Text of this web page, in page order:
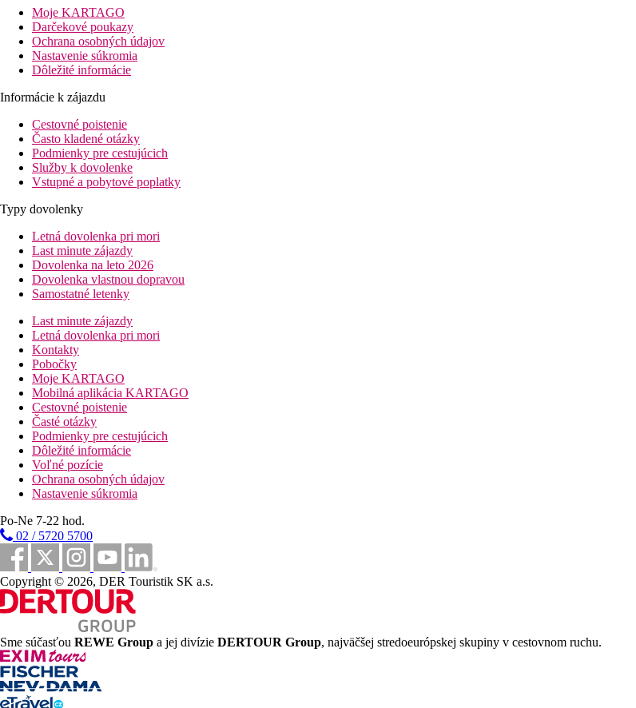
Moje KARTAGO
Darčekové poukazy
Ochrana osobných údajov
Nastavenie súkromia
Dôležité informácie
Informácie k zájazdu
Cestovné poistenie
Často kladené otázky
Podmienky pre cestujúcich
Služby k dovolenke
Vstupné a pobytové poplatky
Typy dovolenky
Letná dovolenka pri mori
Last minute zájazdy
Dovolenka na leto 2026
Dovolenka vlastnou dopravou
Samostatné letenky
Last minute zájazdy
Letná dovolenka pri mori
Kontakty
Pobočky
Moje KARTAGO
Mobilná aplikácia KARTAGO
Cestovné poistenie
Časté otázky
Podmienky pre cestujúcich
Dôležité informácie
Voľné pozície
Ochrana osobných údajov
Nastavenie súkromia
Po-Ne 7-22 hod.
02 / 5720 5700
Copyright © 2026, DER Touristik SK a.s.
Sme súčasťou REWE Group a jej divízie DERTOUR Group, najväčšej stredoeurópskej skupiny v cestovnom ruchu.